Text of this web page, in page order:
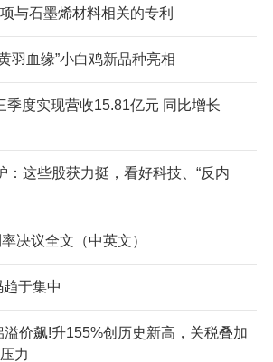
与石墨烯材料相关的专利
羽血缘”小白鸡新品种亮相
季度实现营收15.81亿元 同比增长
这些股获力挺，看好科技、“反内
决议全文（中英文）
于集中
价飙!升155%创历史新高，关税叠加
力